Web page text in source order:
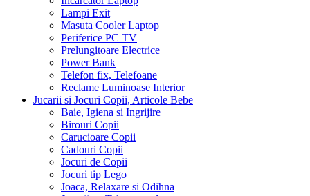
Lampi Exit
Masuta Cooler Laptop
Periferice PC TV
Prelungitoare Electrice
Power Bank
Telefon fix, Telefoane
Reclame Luminoase Interior
Jucarii si Jocuri Copii, Articole Bebe
Baie, Igiena si Ingrijire
Birouri Copii
Carucioare Copii
Cadouri Copii
Jocuri de Copii
Jocuri tip Lego
Joaca, Relaxare si Odihna